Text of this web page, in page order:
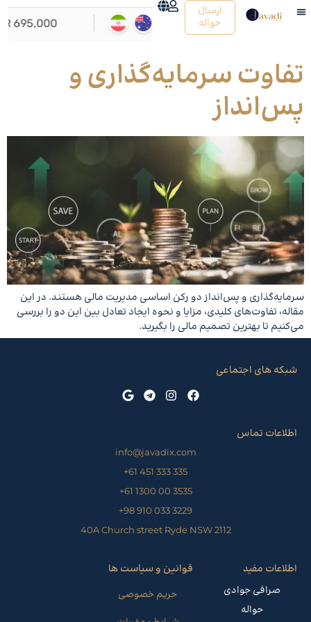
ارسال
حواله
تفاوت سرمایه‌گذاری و
پس‌انداز
سرمایه‌گذاری و پس‌انداز دو رکن اساسی مدیریت مالی هستند. در این
مقاله، تفاوت‌های کلیدی، مزایا و نحوه ایجاد تعادل بین این دو را بررسی
می‌کنیم تا بهترین تصمیم مالی را بگیرید.
اطلاعات مفید
صرافی جوادی
حواله
قوانین و سیاست ها
حریم خصوصی
اطلاعات تماس
info@javadix.com
335 333 451 61+
3535 00 1300 61+
3229 033 910 98+
40A Church street Ryde NSW 2112
شبکه های اجتماعی